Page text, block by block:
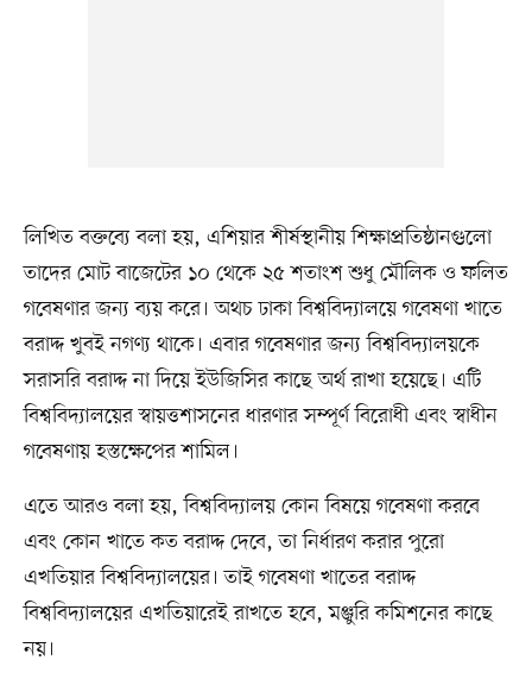
লিখিত বক্তব্যে বলা হয়, এশিয়ার শীর্ষস্থানীয় শিক্ষাপ্রতিষ্ঠানগুলো
তাদের মোট বাজেটের ১০ থেকে ২৫ শতাংশ শুধু মৌলিক ও ফলিত
গবেষণার জন্য ব্যয় করে। অথচ ঢাকা বিশ্ববিদ্যালয়ে গবেষণা খাতে
বরাদ্দ খুবই নগণ্য থাকে। এবার গবেষণার জন্য বিশ্ববিদ্যালয়কে
সরাসরি বরাদ্দ না দিয়ে ইউজিসির কাছে অর্থ রাখা হয়েছে। এটি
বিশ্ববিদ্যালয়ের স্বায়ত্তশাসনের ধারণার সম্পূর্ণ বিরোধী এবং স্বাধীন
গবেষণায় হস্তক্ষেপের শামিল।
এতে আরও বলা হয়, বিশ্ববিদ্যালয় কোন বিষয়ে গবেষণা করবে
এবং কোন খাতে কত বরাদ্দ দেবে, তা নির্ধারণ করার পুরো
এখতিয়ার বিশ্ববিদ্যালয়ের। তাই গবেষণা খাতের বরাদ্দ
বিশ্ববিদ্যালয়ের এখতিয়ারেই রাখতে হবে, মঞ্জুরি কমিশনের কাছে
নয়।